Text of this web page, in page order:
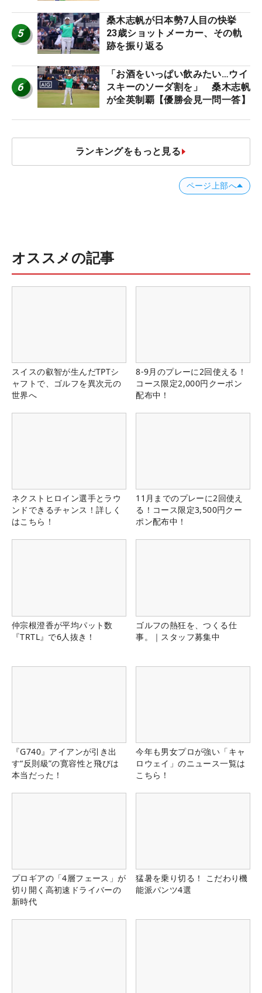
5
桑木志帆が日本勢7人目の快挙
23歳ショットメーカー、その軌
跡を振り返る
6
「お酒をいっぱい飲みたい…ウイ
スキーのソーダ割を」 桑木志帆
が全英制覇【優勝会見一問一答】
ランキングをもっと見る
ページ上部へ
オススメの記事
スイスの叡智が生んだTPTシ
ャフトで、ゴルフを異次元の
世界へ
8-9月のプレーに2回使える！
コース限定2,000円クーポン
配布中！
ネクストヒロイン選手とラウ
ンドできるチャンス！詳しく
はこちら！
11月までのプレーに2回使え
る！コース限定3,500円クー
ポン配布中！
仲宗根澄香が平均パット数
『TRTL』で6人抜き！
ゴルフの熱狂を、つくる仕
事。｜スタッフ募集中
『G740』アイアンが引き出
す“反則級”の寛容性と飛びは
本当だった！
今年も男女プロが強い「キャ
ロウェイ」のニュース一覧は
こちら！
プロギアの「4層フェース」が
切り開く高初速ドライバーの
新時代
猛暑を乗り切る！ こだわり機
能派パンツ4選